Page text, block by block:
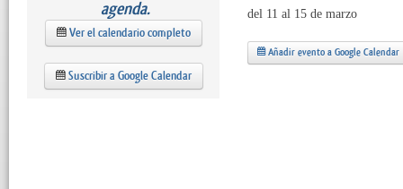
del 11 al 15 de marzo
Añadir evento a Google Calendar
agenda.
Ver el calendario completo
Suscribir a Google Calendar